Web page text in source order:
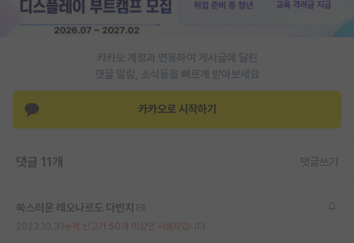
장학금/장학생 게시판
홍보 게시판
커리어
이벤트
반도체 아카데미
재팬라운지 🌸
카카오 계정과 연동하여 게시글에 달린
댓글 알람, 소식등을 빠르게 받아보세요
카카오로 시작하기
댓글 11개 댓글쓰기
쑥스러운 레오나르도 다빈치
누적 신고가 50개 이상인 사용자입니다.